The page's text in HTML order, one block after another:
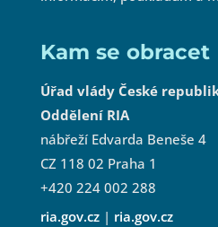
Kam se obracet
Úřad vlády České
Oddělení RIA
nábřeží Edvarda Beneše 4
CZ 118 02 Praha 1
+420 224 002 288
ria.gov.cz| ria.gov.cz